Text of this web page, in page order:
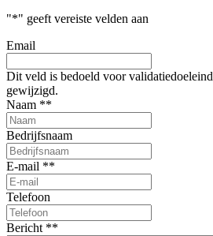
"*" geeft vereiste velden aan
Email
Dit veld is bedoeld voor
gewijzigd.
Naam **
Bedrijfsnaam
E-mail **
Telefoon
Bericht **